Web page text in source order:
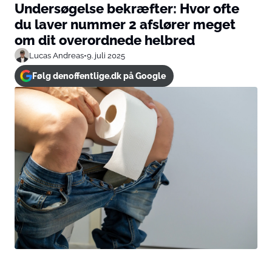
Undersøgelse bekræfter: Hvor ofte
du laver nummer 2 afslører meget
om dit overordnede helbred
Lucas Andreas•9. juli 2025
Følg denoffentlige.dk på Google